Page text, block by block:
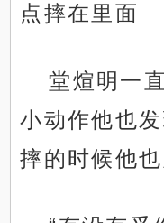
点摔在里面
堂煊明一
小动作他也
摔的时候他